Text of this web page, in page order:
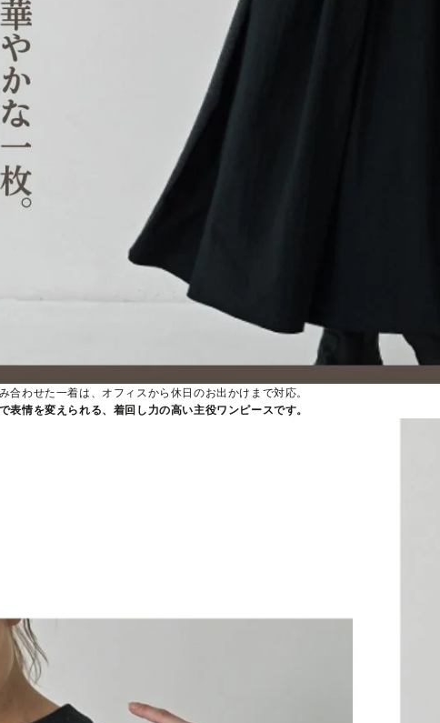
合わせた一着は、オフィスから休日のお出かけまで対応。
表情を変えられる、着回し力の高い主役ワンピースです。